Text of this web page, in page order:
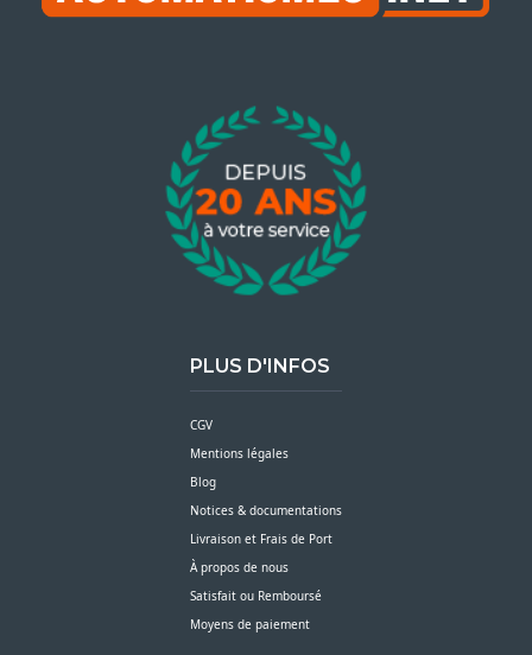
PLUS D'INFOS
CGV
Mentions légales
Blog
Notices & documentations
Livraison et Frais de Port
À propos de nous
Satisfait ou Remboursé
Moyens de paiement